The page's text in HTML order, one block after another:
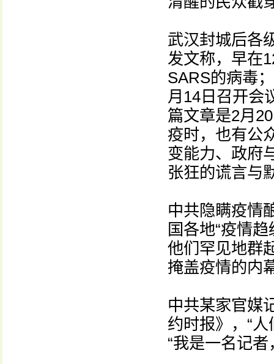
武汉封城后各
发文称，早在
SARS的病毒
月14日召开会
篇文章是2月
疫时，也有公
变能力、政府
张狂的谎言与
中共隐瞒疫情
国各地“疫情
他们罕见地群
掩盖疫情的内
中共某家官媒
约时报》，“
“我是一名记